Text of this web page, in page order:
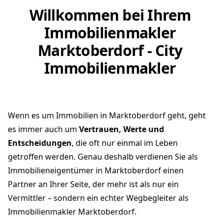
Willkommen bei Ihrem
Immobilienmakler
Marktoberdorf - City
Immobilienmakler
Wenn es um Immobilien in Marktoberdorf geht, geht
es immer auch um Vertrauen, Werte und
Entscheidungen, die oft nur einmal im Leben
getroffen werden. Genau deshalb verdienen Sie als
Immobilieneigentümer in Marktoberdorf einen
Partner an Ihrer Seite, der mehr ist als nur ein
Vermittler – sondern ein echter Wegbegleiter als
Immobilienmakler Marktoberdorf.